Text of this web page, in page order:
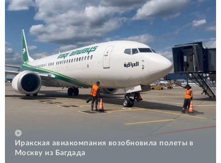
Иракская авиакомпания возобновила полеты в
Москву из Багдада